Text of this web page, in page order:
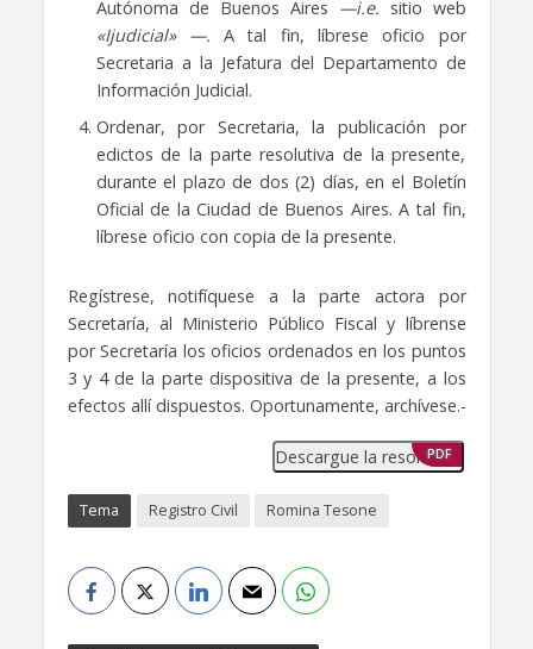
Autónoma de Buenos Aires —i.e. sitio web
«Ijudicial» —.A tal fin, líbrese oficio por
Secretaria a la Jefatura del Departamento de
Información Judicial.
Ordenar, por Secretaria, la publicación por
edictos de la parte resolutiva de la presente,
durante el plazo de dos (2) días, en el Boletín
Oficial de la Ciudad de Buenos Aires. A tal fin,
líbrese oficio con copia de la presente.
Regístrese, notifíquese a la parte actora por
Secretaría, al Ministerio Público Fiscal y líbrense
por Secretaría los oficios ordenados en los puntos
3 y 4 de la parte dispositiva de la presente, a los
efectos allí dispuestos. Oportunamente, archívese.-
Descargue la resolución
PDF
Tema Registro Civil Romina Tesone